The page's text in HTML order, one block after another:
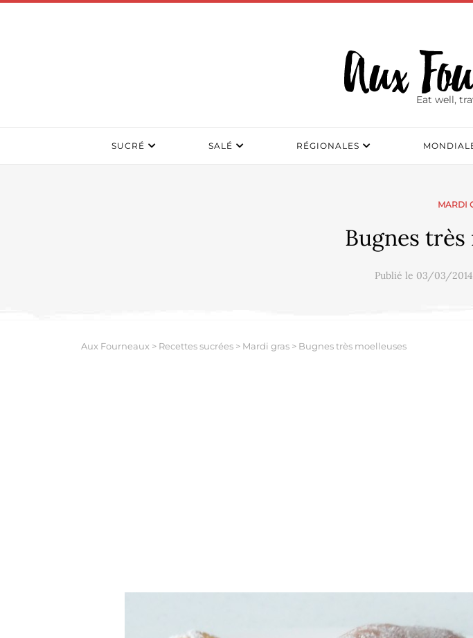
Eat well,
SUCRÉ SALÉ RÉGIONALES
MARDI
Bugnes
Publié le 03/03/
Aux Fourneaux > Recettes sucrées > Mardi gras > Bugnes très moelleuses